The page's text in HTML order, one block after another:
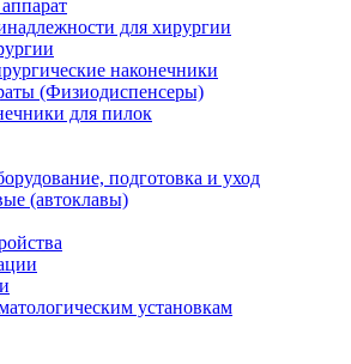
для хирургии
наконечники
(Физиодиспенсеры)
для пилок
подготовка и уход
(автоклавы)
установкам